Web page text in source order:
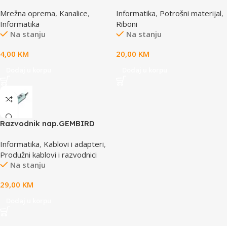
Mrežna oprema, Kanalice,
Informatika
Na stanju
4,00 KM
/4X0/5X0/8X0 (A4)S015633
Informatika, Potrošni materijal,
Riboni
Na stanju
20,00 KM
Razvodnik nap.GEMBIRD
prekidac, 4,5m, osigurač,
prenaponska zaštita
Informatika, Kablovi i adapteri,
Produžni kablovi i razvodnici
Na stanju
29,00 KM